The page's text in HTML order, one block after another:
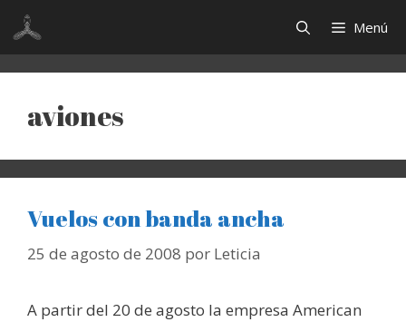
Saltar
contenido
Menú
aviones
Vuelos con banda ancha
25 de agosto de 2008 por Leticia
A partir del 20 de agosto la empresa American